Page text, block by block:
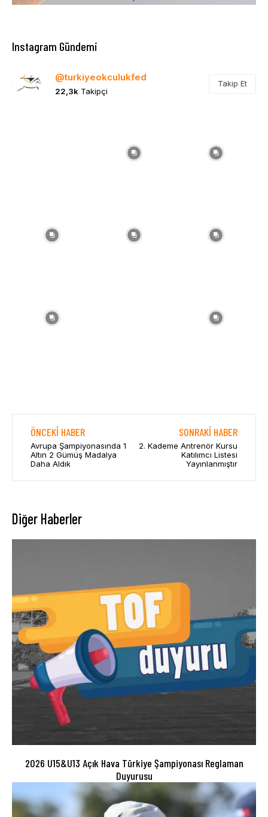
Instagram Gündemi
@turkiyeokculukfed
22,3k Takipçi
Takip Et
ÖNCEKI HABER
Avrupa Şampiyonasında 1
Altın 2 Gümüş Madalya
Daha Aldık
SONRAKI HABER
2. Kademe Antrenör Kursu
Katılımcı Listesi
Yayınlanmıştır
Diğer Haberler
2026 U15&U13 Açık Hava Türkiye Şampiyonası Reglaman
Duyurusu